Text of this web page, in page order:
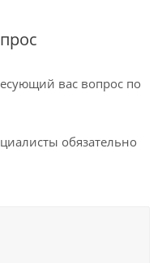
вас вопрос по
обязательно